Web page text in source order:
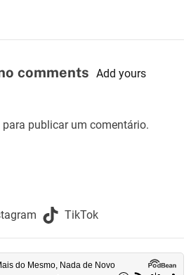
comments Add yours
para publicar um comentário.
TikTok